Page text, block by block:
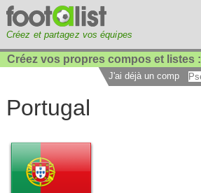
Créez et partagez vos équipes
Créez vos propres compos et listes :
J'ai déjà un compte :
Portugal